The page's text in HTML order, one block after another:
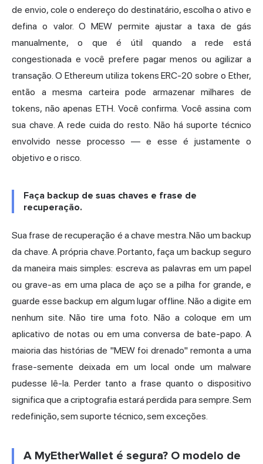
de envio, cole o endereço do destinatário, escolha o ativo e
defina o valor. O MEW permite ajustar a taxa de gás
manualmente, o que é útil quando a rede está
congestionada e você prefere pagar menos ou agilizar a
transação. O Ethereum utiliza tokens ERC-20 sobre o Ether,
então a mesma carteira pode armazenar milhares de
tokens, não apenas ETH. Você confirma. Você assina com
sua chave. A rede cuida do resto. Não há suporte técnico
envolvido nesse processo — e esse é justamente o
objetivo e o risco.
Faça backup de suas chaves e frase de
recuperação.
Sua frase de recuperação é a chave mestra. Não um backup
da chave. A própria chave. Portanto, faça um backup seguro
da maneira mais simples: escreva as palavras em um papel
ou grave-as em uma placa de aço se a pilha for grande, e
guarde esse backup em algum lugar offline. Não a digite em
nenhum site. Não tire uma foto. Não a coloque em um
aplicativo de notas ou em uma conversa de bate-papo. A
maioria das histórias de "MEW foi drenado" remonta a uma
frase-semente deixada em um local onde um malware
pudesse lê-la. Perder tanto a frase quanto o dispositivo
significa que a criptografia estará perdida para sempre. Sem
redefinição, sem suporte técnico, sem exceções.
A MyEtherWallet é segura? O modelo de